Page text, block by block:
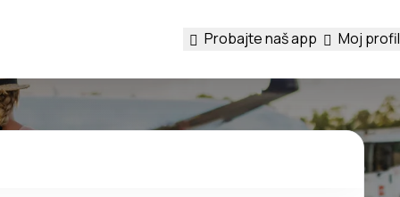
Probajte naš app Moj profil